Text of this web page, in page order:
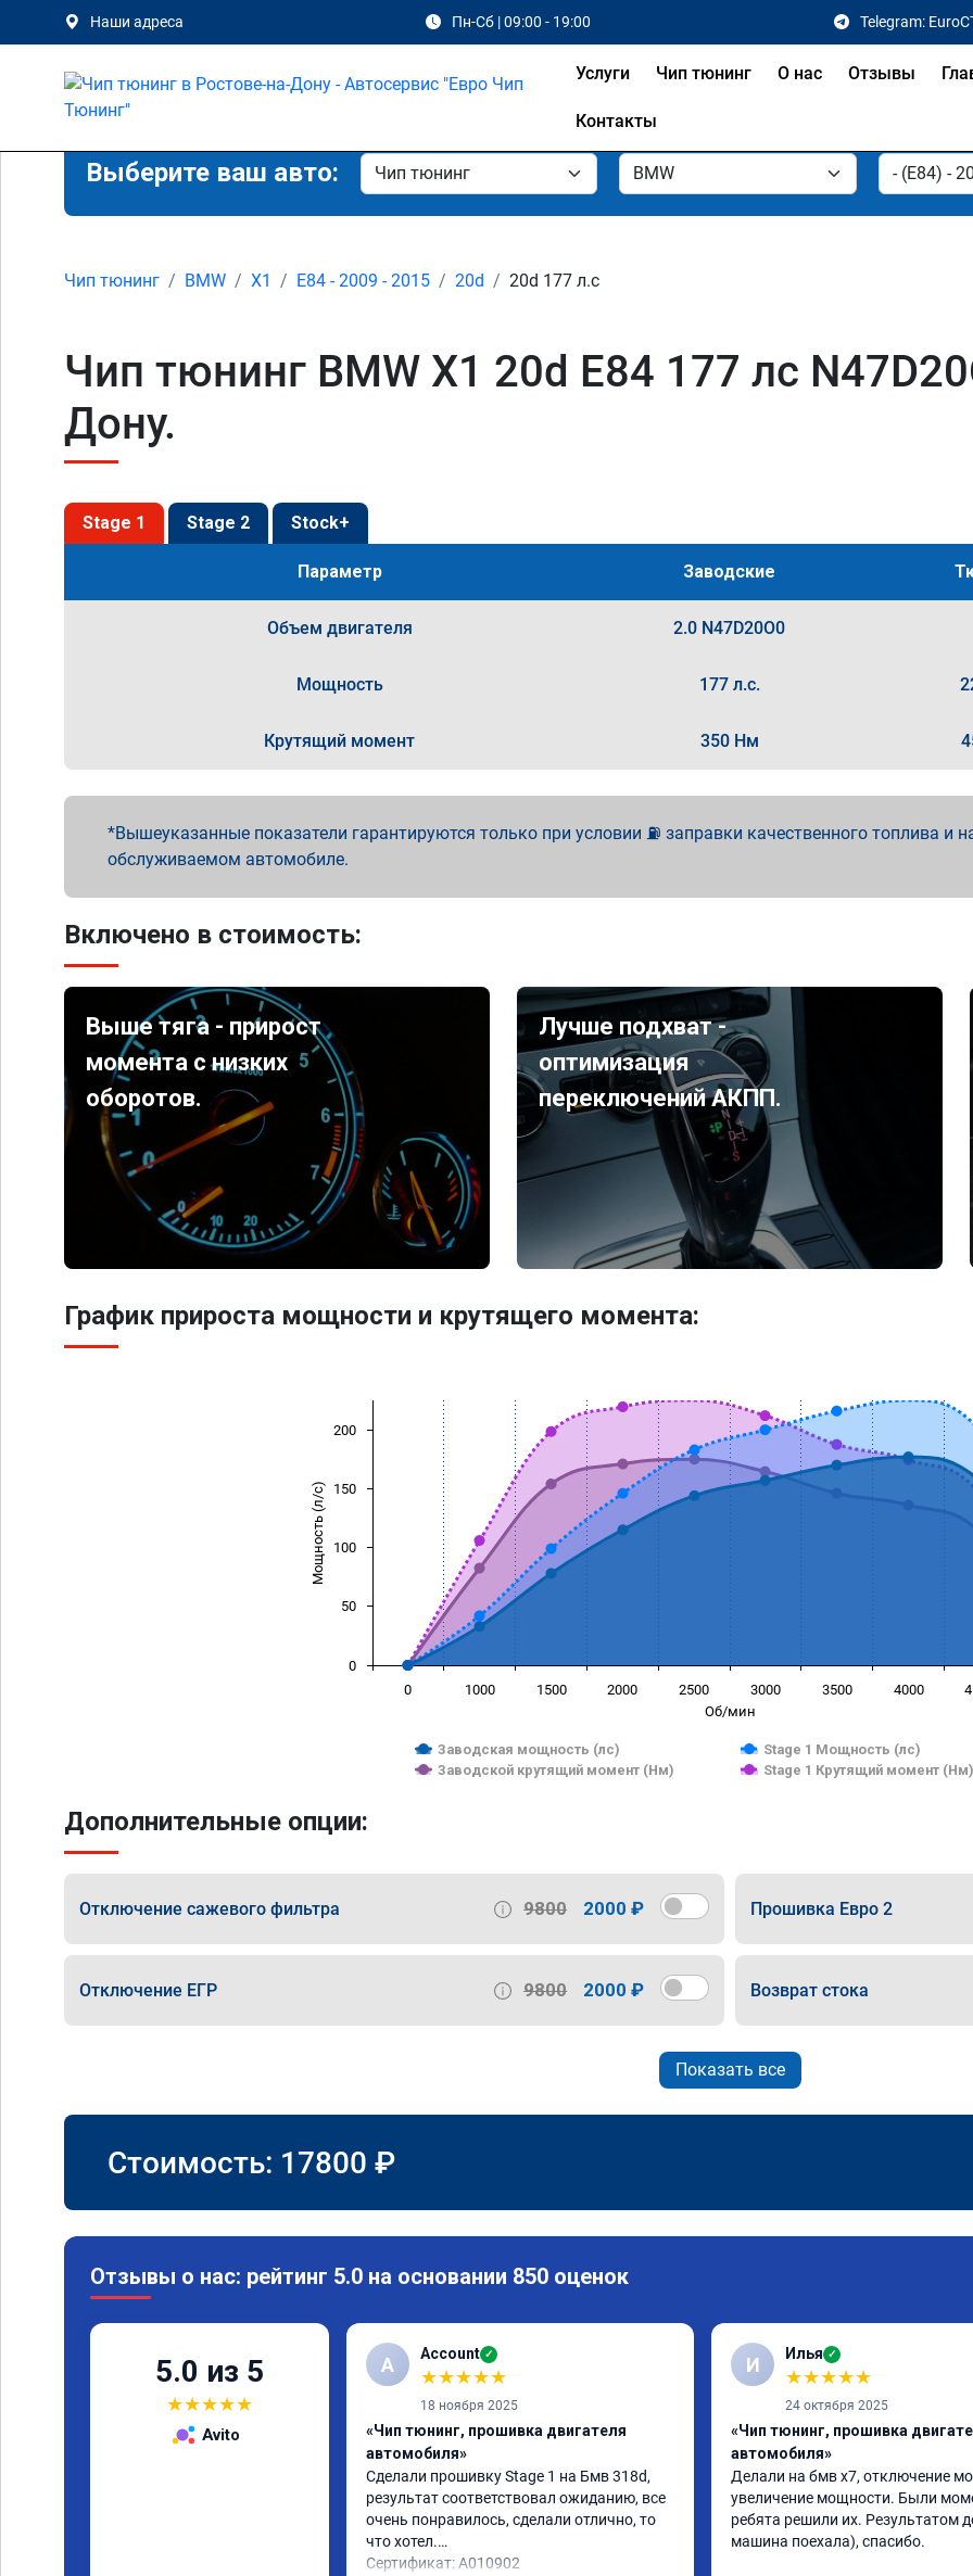
Наши адреса Пн-Сб | 09:00 - 19:00 Telegram:
Услуги Чип тюнинг О нас Отзывы
Контакты
Выберите ваш авто:
Чип тюнинг BMW X1 E84 - 2009 - 2015 20d 20d 177 л.с
Чип тюнинг BMW X1 20d E84 177 лс
Дону.
Stage 1 Stage 2 Stock+
Параметр Заводские
Объем двигателя 2.0 N47D20O0
Мощность 177 л.с.
Крутящий момент 350 Нм
Вышеуказанные показатели гарантируются только при условии ⛽ заправки качественного топлива и
обслуживаемом автомобиле.
Включено в стоимость:
Выше тяга - прирост
момента с низких
оборотов.
Лучше подхват -
оптимизация
переключений АКПП.
График прироста мощности и крутящего момента:
Об/мин
Мощность (л/с)
Заводская мощность (лс)
Stage 1 Мощность (лс)
Заводской крутящий момент (Нм)
Stage 1 Крутящий момент (Нм)
0 1000 1500 2000 2500 3000 3500 4000
0
50
100
150
200
Дополнительные опции:
Отключение сажевого фильтра 9800 2000 ₽ Прошивка Евро 2
Отключение ЕГР 9800 2000 ₽ Возврат стока
Показать все
Стоимость: 17800 ₽
Отзывы о нас: рейтинг 5.0 на основании 850 оценок
5.0 из 5
★★★★★
Avito
A Account ✓
★★★★★
18 ноября 2025
«Чип тюнинг, прошивка двигателя
автомобиля»
Сделали прошивку Stage 1 на Бмв 318d,
результат соответствовал ожиданию, все
очень понравилось, сделали отлично, то
что хотел.
Сертификат: A010902
И Илья ✓
★★★★★
24 октября 2025
«Чип тюнинг, прошивка
автомобиля»
Делали на бмв х7, отключение
увеличение мощности. Были
ребята решили их. Результатом
машина поехала), спасибо.